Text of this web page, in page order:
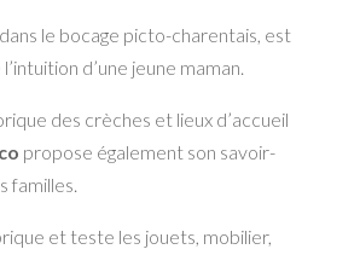
le bocage picto-charentais, est
d’une jeune maman.
des crèches et lieux d’accueil
propose également son savoir-
familles.
et teste les jouets, mobilier,